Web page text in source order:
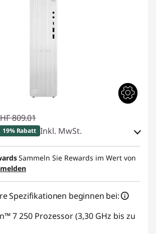
809.01
19% Rabatt Inkl. MwSt.
:-CHF 161.80
Sammeln Sie Rewards im Wert von
Spezifikationen beginnen bei:
7 250 Prozessor (3,30 GHz bis zu